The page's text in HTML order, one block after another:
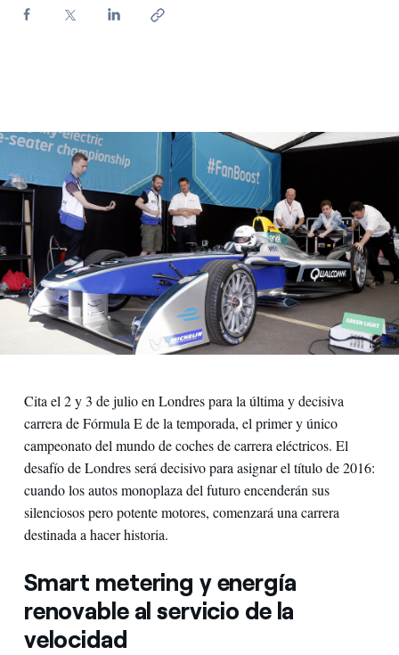
Cita el 2 y 3 de julio en Londres para la última y decisiva
carrera de Fórmula E de la temporada, el primer y único
campeonato del mundo de coches de carrera eléctricos. El
desafío de Londres será decisivo para asignar el título de 2016:
cuando los autos monoplaza del futuro encenderán sus
silenciosos pero potente motores, comenzará una carrera
destinada a hacer historia.
Smart metering y energía
renovable al servicio de la
velocidad